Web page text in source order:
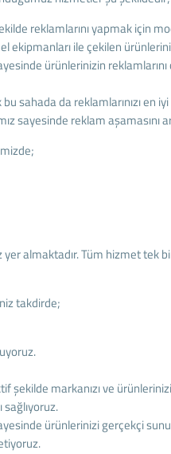
reklamlarını yapmak için
ekipmanları ile çekilen
ürünlerinizin
sahada da reklamlarınızı en
sayesinde reklam aşamasını
almaktadır. Tüm hizmet
takdirde;
şekilde markanızı ve
sağlıyoruz.
ürünlerinizi gerçekçi